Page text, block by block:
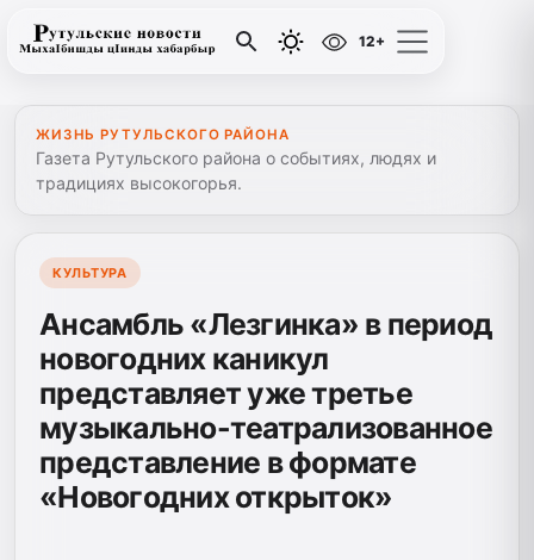
12+
ЖИЗНЬ РУТУЛЬСКОГО РАЙОНА
Газета Рутульского района о событиях, людях и
традициях высокогорья.
КУЛЬТУРА
Ансамбль «Лезгинка» в период
новогодних каникул
представляет уже третье
музыкально-театрализованное
представление в формате
«Новогодних открыток»